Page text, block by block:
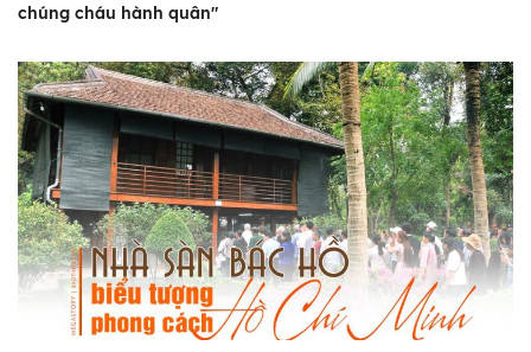
chúng cháu hành quân"